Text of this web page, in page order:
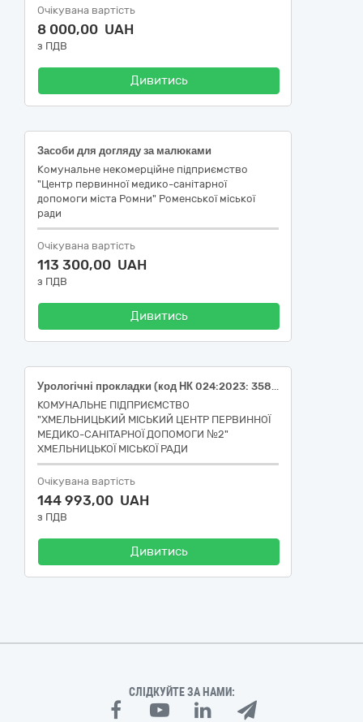
Очікувана вартість
8 000,00 UAH
з ПДВ
Дивитись
Засоби для догляду за малюками
Комунальне некомерційне підприємство
"Центр первинної медико-санітарної
допомоги міста Ромни" Роменської міської
ради
Очікувана вартість
113 300,00 UAH
з ПДВ
Дивитись
Урологічні прокладки (код НК 024:2023: 35817 - Вкладиші урологічні всмоктуючі при нетриманні сечі, код НК 031:2024: T04010203 АБСОРБЦІЙНІ АНТИМІКРОБНІ ПІДКЛАДКИ), пелюшки одноразові (код НК 024:2023 60709 Пелюшка вбирає, код НК 031:2024 T04010299 Абсорбційні підкладки – інше), 33750000-2 Засоби для догляду за малюками за ДК 021:2015 Єдиного закупівельного словника
КОМУНАЛЬНЕ ПІДПРИЄМСТВО
"ХМЕЛЬНИЦЬКИЙ МІСЬКИЙ ЦЕНТР ПЕРВИННОЇ
МЕДИКО-САНІТАРНОЇ ДОПОМОГИ №2"
ХМЕЛЬНИЦЬКОЇ МІСЬКОЇ РАДИ
Очікувана вартість
144 993,00 UAH
з ПДВ
Дивитись
СЛІДКУЙТЕ ЗА НАМИ: